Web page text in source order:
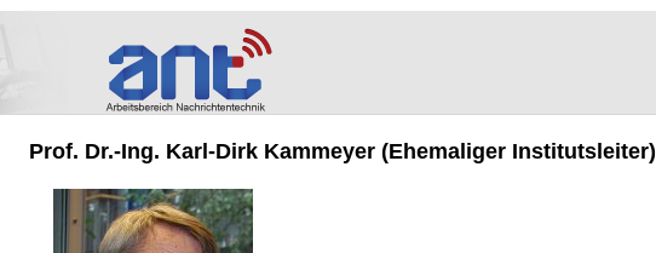
Prof. Dr.-Ing. Karl-Dirk Kammeyer (Ehemaliger Institutsleiter)